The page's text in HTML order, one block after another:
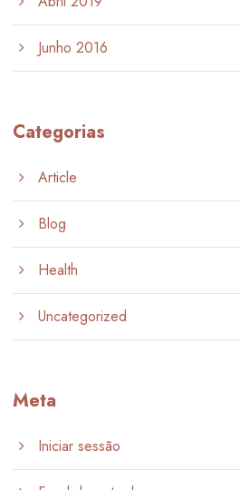
Junho 2016
Categorias
Article
Blog
Health
Uncategorized
Meta
Iniciar sessão